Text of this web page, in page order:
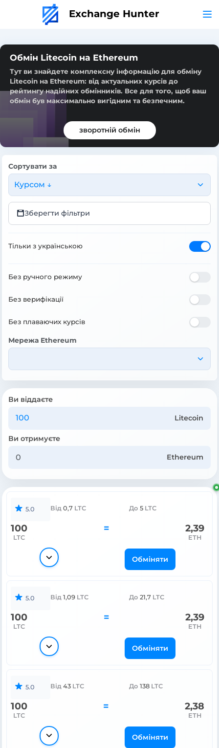
Exchange Hunter
Обмін Litecoin на Ethereum
Тут ви знайдете комплексну інформацію для обміну
Litecoin на Ethereum: від актуальних курсів до
рейтингу надійних обмінників. Все для того, щоб ваш
обмін був максимально вигідним та безпечним.
зворотній обмін
Сортувати за
Курсом ↓
Зберегти фільтри
Тільки з українською
Без ручного режиму
Без верифікації
Без плаваючих курсів
Мережа Ethereum
Ви віддаєте
Litecoin
Ви отримуєте
Ethereum
5.0 Від 0,7 LTC До 5 LTC
100
LTC
= 2,39
ETH
Обміняти
5.0 Від 1,09 LTC До 21,7 LTC
100
LTC
= 2,39
ETH
Обміняти
5.0 Від 43 LTC До 138 LTC
100
LTC
= 2,38
ETH
Обміняти